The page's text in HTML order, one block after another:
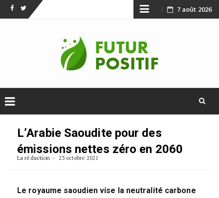
FacebookTwitter Skip
content
7 août 2026
L’Arabie Saoudite pour des
émissions nettes zéro en 2060
La rédaction 23 octobre 2021
Le royaume saoudien vise la neutralité carbone